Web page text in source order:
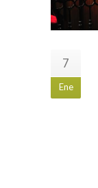
7
Ene